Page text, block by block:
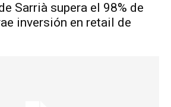
Sarrià supera el 98% de
inversión en retail de